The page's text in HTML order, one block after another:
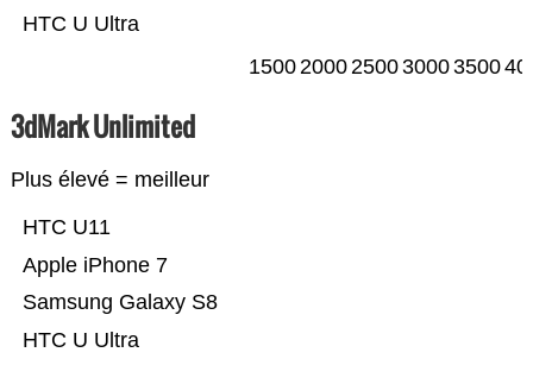
HTC U Ultra
15002000250030003500
3dMark Unlimited
Plus élevé = meilleur
HTC U Ultra
Samsung Galaxy S8
Apple iPhone 7
HTC U11